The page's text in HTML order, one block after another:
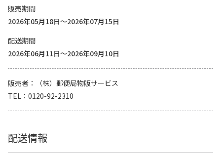
販売期間
2026年05月18日～2026年07月15日
配送期間
2026年06月11日～2026年09月10日
販売者
（株）郵便局物販サービス
TEL
0120-92-2310
配送情報